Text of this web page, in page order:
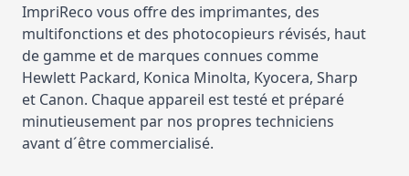
ImpriReco vous offre des imprimantes, des
multifonctions et des photocopieurs révisés, haut
de gamme et de marques connues comme
Hewlett Packard, Konica Minolta, Kyocera, Sharp
et Canon. Chaque appareil est testé et préparé
minutieusement par nos propres techniciens
avant d´être commercialisé.